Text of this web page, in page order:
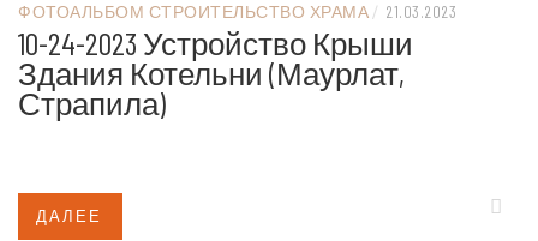
ФОТОАЛЬБОМ СТРОИТЕЛЬСТВО ХРАМА / 21.03.2023
10-24-2023 Устройство Крыши
Здания Котельни (маурлат,
Страпила)
ДАЛЕЕ